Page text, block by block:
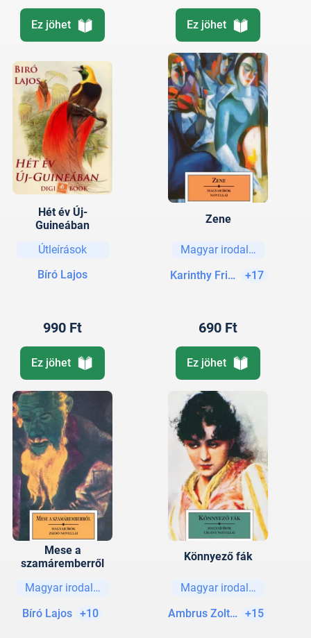
Ez jöhet Ez jöhet
Hét év Új-
Guineában
Útleírások
Bíró Lajos
990 Ft
Ez jöhet
Zene
Magyar irodalom
Karinthy Frigyes+17
690 Ft
Ez jöhet
Mese a
szamáremberről
Magyar irodalom
Bíró Lajos +10
Könnyező fák
Magyar irodalom
Ambrus Zoltán +15